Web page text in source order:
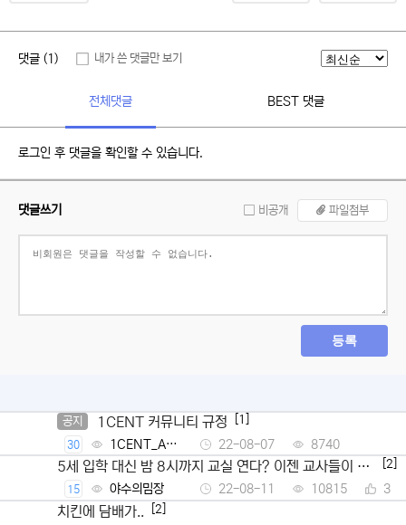
댓글 (1) 내가 쓴 댓글만 보기
전체댓글 BEST 댓글
로그인 후 댓글을 확인할 수 있습니다.
댓글쓰기 비공개 파일첨부
등록
공지 1CENT 커뮤니티 규정 [1]
30
1CENT_Ad
min
22-08-07 8740
5세 입학 대신 밤 8시까지 교실 연다? 이젠 교사들이 뿔
났다
[2]
15 야수의밈장 22-08-11 10815 3
치킨에 담배가.. [2]